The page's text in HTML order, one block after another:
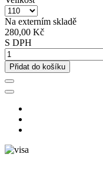
Na externím skladě
280,00 Kč
S DPH
Přidat do košíku